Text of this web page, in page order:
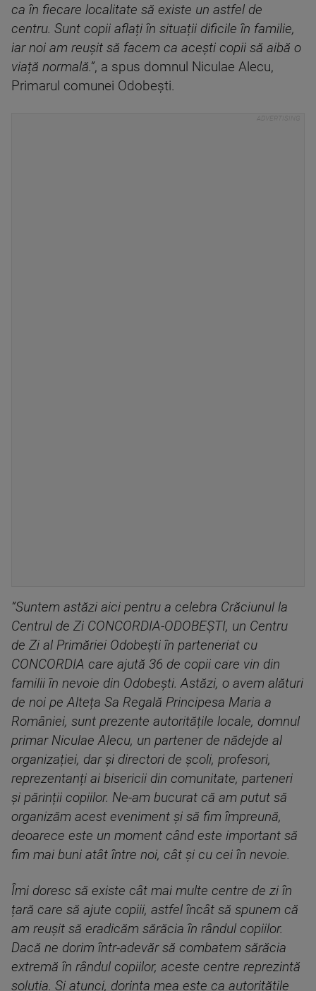
ca în fiecare localitate să existe un astfel de
centru. Sunt copii aflați în situații dificile în familie,
iar noi am reușit să facem ca acești copii să aibă o
viață normală.”, a spus domnul Niculae Alecu,
Primarul comunei Odobești.
”Suntem astăzi aici pentru a celebra Crăciunul la
Centrul de Zi CONCORDIA-ODOBEȘTI, un Centru
de Zi al Primăriei Odobești în parteneriat cu
CONCORDIA care ajută 36 de copii care vin din
familii în nevoie din Odobești. Astăzi, o avem alături
de noi pe Alteța Sa Regală Principesa Maria a
României, sunt prezente autoritățile locale, domnul
primarNiculae Alecu, un partener de nădejde al
organizației, dar și directori de școli, profesori,
reprezentanți ai bisericii din comunitate, parteneri
și părinții copiilor. Ne-am bucurat că am putut să
organizăm acest eveniment și să fim împreună,
deoarece este un moment când este important să
fim mai buni atât între noi, cât și cu cei în nevoie.
Îmi doresc să existe cât mai multe centre de zi în
țară care să ajute copiii, astfel încât să spunem că
am reușit să eradicăm sărăcia în rândul copiilor.
Dacă ne dorim într-adevăr să combatem sărăcia
extremă în rândul copiilor, aceste centre reprezintă
soluția. Și atunci, dorința mea este ca autoritățile